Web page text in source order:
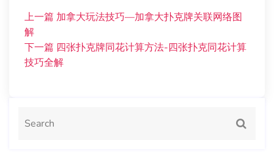
上一篇 加拿大玩法技巧—加拿大扑克牌关联网络图
解
下一篇 四张扑克牌同花计算方法-四张扑克同花计算
技巧全解